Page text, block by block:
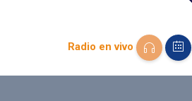
Radio en vivo